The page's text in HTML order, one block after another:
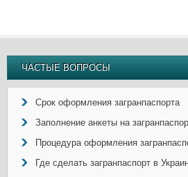
ЧАСТЫЕ ВОПРОСЫ
Срок оформления загранпаспорта
Заполнение анкеты на
Процедура оформления
Где сделать загранпаспорт в